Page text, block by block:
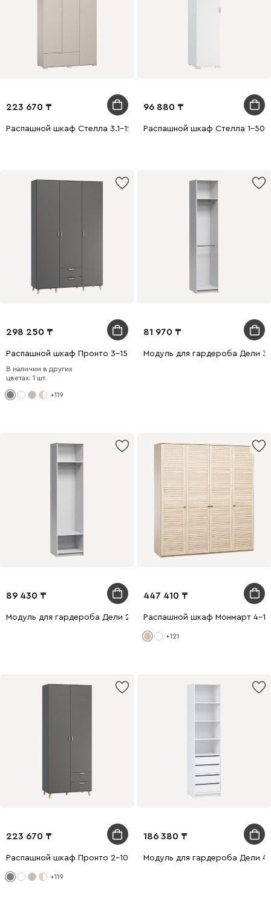
223 670
Распашной шкаф Стелла 3.1-120x240 Латте
96 880
Распашной шкаф Стелла 1-
298 250
Распашной шкаф Пронто 3-150x220 Графитовый
В наличии в других
цветах: 1 шт.
+119
81 970
Модуль для гардероба Дели
89 430
Модуль для гардероба Дели 2-60x240 Белый
447 410
Распашной шкаф Монмарт 4-
+121
223 670
Распашной шкаф Пронто 2-100x220 Графитовый
+119
186 380
Модуль для гардероба Дели